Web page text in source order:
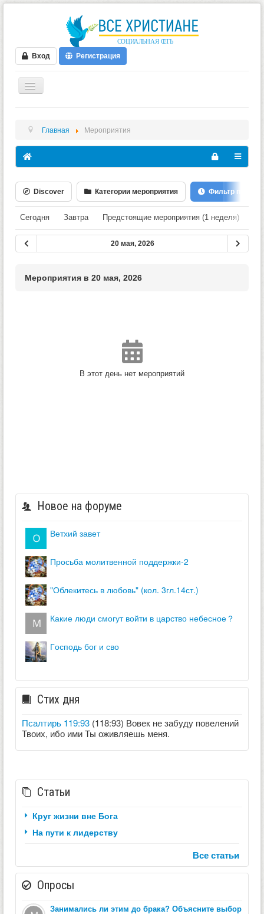
Вход Регистрация
ФОРУМ
ВИДЕО
МУЗЫКА
БИБЛИЯ
ОПРОСЫ
НОВОСТИ
Главная Мероприятия
Discover Категории мероприятия Фильтр по Дате
Сегодня Завтра Предстоящие мероприятия (1 неделя)
20 мая, 2026
Мероприятия в 20 мая, 2026
В этот день нет мероприятий
Новое на форуме
ветхий завет
просьба молитвенной поддержки-2
"облекитесь в любовь" (кол. 3гл.14ст.)
какие люди смогут войти в царство небесное？
господь бог и сво
Стих дня
Псалтирь 119:93 (118:93) Вовек не забуду повелений
Твоих, ибо ими Ты оживляешь меня.
Статьи
Круг жизни вне Бога
На пути к лидерству
Все статьи
Опросы
Занимались ли этим до брака? Объясните выбор